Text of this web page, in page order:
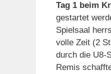
Tag 1 beim
gestartet
Spielsaal
volle Zeit (2
durch die U8-
Remis